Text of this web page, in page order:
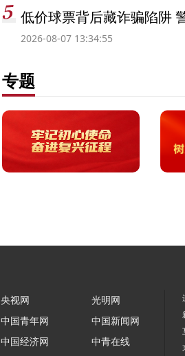
低价球票背后藏诈骗陷阱
2026-08-07 13:34:55
专题
央视网
中国青年网
中国经济网
光明网
中国新闻网
中青在线